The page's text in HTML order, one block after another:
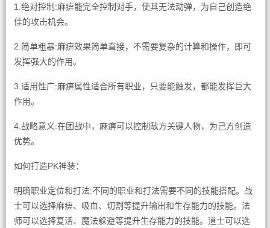
1.绝对控制:麻痹能完全控制对手，使其无法动弹，为自己创造绝
佳的攻击机会。
2.简单粗暴:麻痹效果简单直接，不需要复杂的计算和操作，即可
发挥强大的作用。
3.适用性广:麻痹属性适合所有职业，只要能触发，都能发挥巨大
作用。
4.战略意义:在团战中，麻痹可以控制敌方关键人物，为己方创造
优势。
如何打造PK神装：
明确职业定位和打法:不同的职业和打法需要不同的技能搭配。战
士可以选择麻痹、吸血、切割等提升输出和生存能力的技能。法
师可以选择复活、魔法躲避等提升生存能力的技能。道士可以选